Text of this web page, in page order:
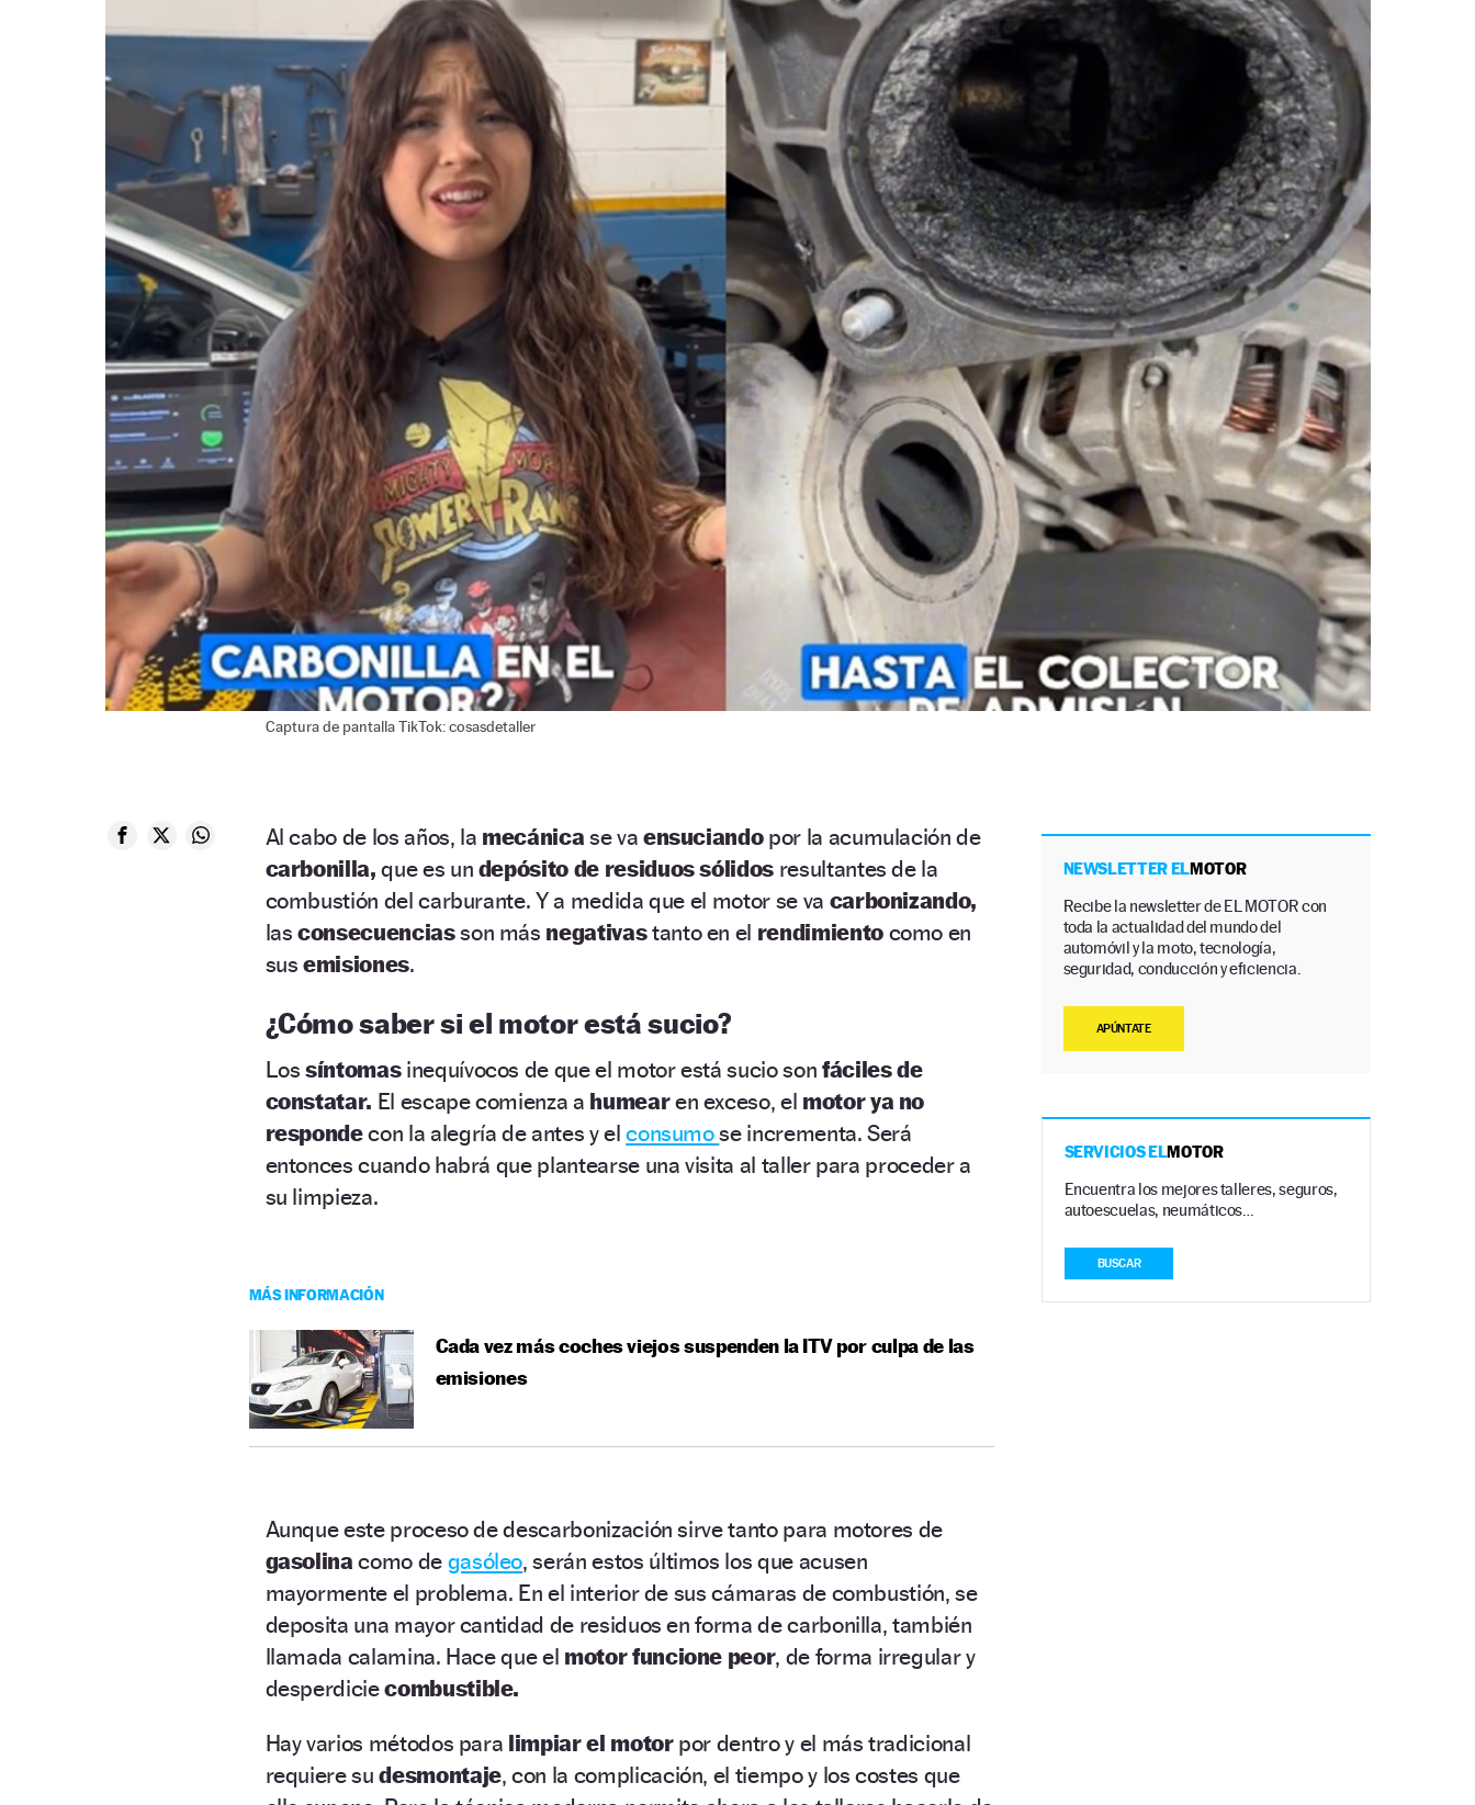
Captura de pantalla TikTok: cosasdetaller
Al cabo de los años, la mecánica se va ensuciando por la acumulación de
carbonilla, que es un depósito de residuos sólidos resultantes de la
combustión del carburante. Y a medida que el motor se va carbonizando,
lasconsecuenciasson más negativastanto en el rendimientocomo en
susemisiones.
¿Cómo saber si el motor está sucio?
Lossíntomas inequívocos de que el motor está sucio son fáciles de
constatar. El escape comienza a humearen exceso, el motor ya no
respondecon la alegría de antes y elconsumose incrementa. Será
entonces cuando habrá que plantearse una visita al taller para proceder a
su limpieza.
MÁS INFORMACIÓN
Cada vez más coches viejos suspenden la ITV por culpa de las
emisiones
Aunque este proceso de descarbonización sirve tanto para motores de
gasolina como de gasóleo, serán estos últimos los que acusen
mayormente el problema. En el interior de sus cámaras de combustión, se
deposita una mayor cantidad de residuos en forma de carbonilla, también
llamada calamina. Hace que el motor funcione peor, de forma irregular y
desperdiciecombustible.
Hay varios métodos para limpiar el motorpor dentro y el más tradicional
requiere sudesmontaje, con la complicación, el tiempo y los costes que
NEWSLETTER ELMOTOR
Recibe la newsletter de EL MOTOR con
toda la actualidad del mundo del
automóvil y la moto, tecnología,
seguridad, conducción y eficiencia.
APÚNTATE
SERVICIOS ELMOTOR
Encuentra los mejores talleres, seguros,
autoescuelas, neumáticos…
BUSCAR